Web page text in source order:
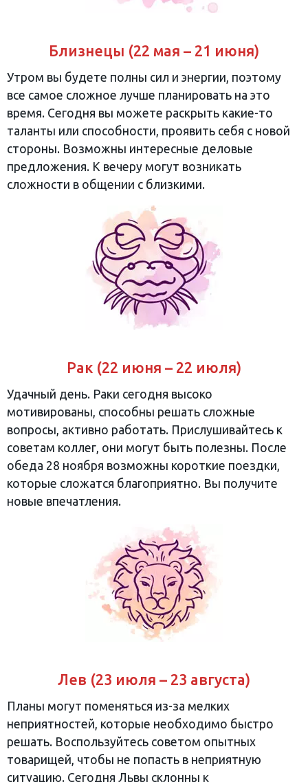
Близнецы (22 мая – 21 июня)
Утром вы будете полны сил и энергии, поэтому
все самое сложное лучше планировать на это
время. Сегодня вы можете раскрыть какие-то
таланты или способности, проявить себя с новой
стороны. Возможны интересные деловые
предложения. К вечеру могут возникать
сложности в общении с близкими.
Рак (22 июня – 22 июля)
Удачный день. Раки сегодня высоко
мотивированы, способны решать сложные
вопросы, активно работать. Прислушивайтесь к
советам коллег, они могут быть полезны. После
обеда 28 ноября возможны короткие поездки,
которые сложатся благоприятно. Вы получите
новые впечатления.
Лев (23 июля – 23 августа)
Планы могут поменяться из-за мелких
неприятностей, которые необходимо быстро
решать. Воспользуйтесь советом опытных
товарищей, чтобы не попасть в неприятную
ситуацию. Сегодня Львы склонны к